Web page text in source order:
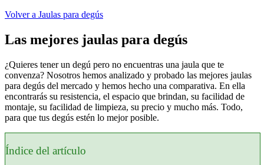
Volver a Jaulas para degús
Las mejores jaulas para degús
¿Quieres tener un degú pero no encuentras una jaula que te
convenza? Nosotros hemos analizado y probado las mejores jaulas
para degús del mercado y hemos hecho una comparativa. En ella
encontrarás su resistencia, el espacio que brindan, su facilidad de
montaje, su facilidad de limpieza, su precio y mucho más. Todo,
para que tus degús estén lo mejor posible.
Índice del artículo